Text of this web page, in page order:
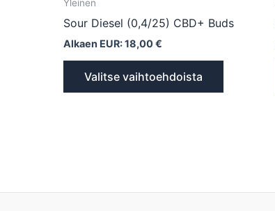
Yleinen
Sour Diesel (0,4/25) CBD+ Buds
Alkaen EUR:18,00€
Valitse vaihtoehdoista